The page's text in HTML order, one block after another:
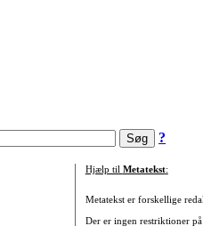
?
Hjælp til Metatekst:
Metatekst er forskellige
Der er ingen restriktioner